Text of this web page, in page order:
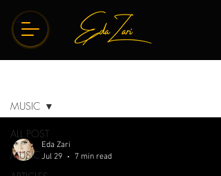
ALL POST
MUSIC
MUSIC
Eda Zari
Jul 29
7 min read